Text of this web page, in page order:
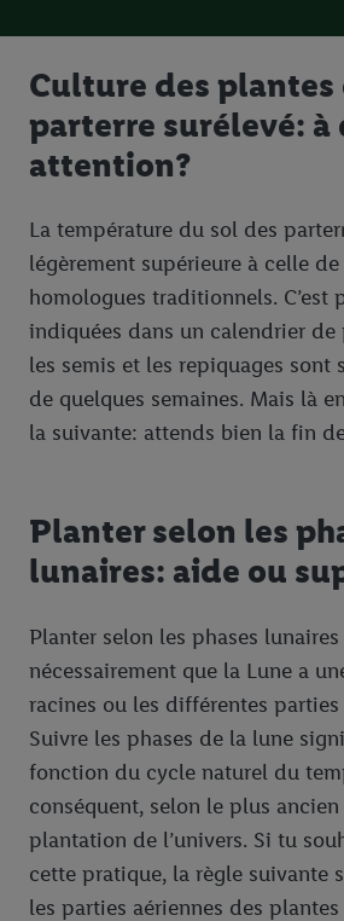
Culture des plantes
parterre surélevé: à
attention?
La température du sol des
légèrement supérieure à celle de
homologues traditionnels. C’est
indiquées dans un calendrier
les semis et les repiquages sont
de quelques semaines. Mais là
la suivante: attends bien la fin
Planter selon les
lunaires: aide ou
Planter selon les phases
nécessairement que la Lune a
racines ou les différentes
Suivre les phases de la lune
fonction du cycle naturel du
conséquent, selon le plus
plantation de l’univers. Si tu
cette pratique, la règle suivante
les parties aériennes des
conservation des données et sur ton droit
consentement à tout moment avec effet
notre déclaration de confidentialité.Pour
mentions légales, c’est ici.